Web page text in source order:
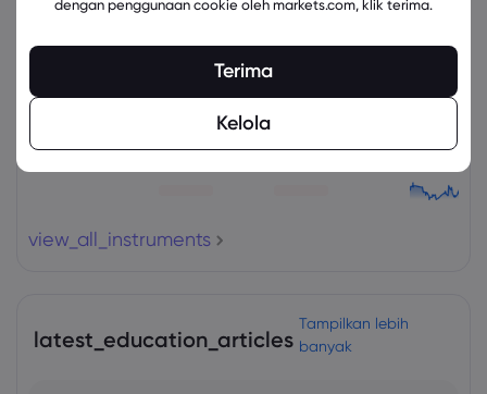
view_all_instruments
latest_education_articles
Tampilkan lebih
banyak
dengan penggunaan cookie oleh markets.com, klik terima.
Terima
Kelola